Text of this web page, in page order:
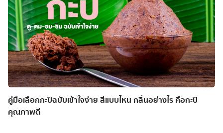
คู่มือเลือกกะปิฉบับเข้าใจง่าย สีแบบไหน กลิ่นอย่างไร คือกะปิ
คุณภาพดี